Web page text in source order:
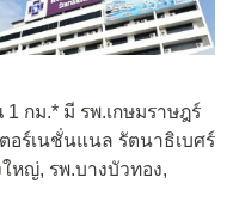
กม.* มี รพ.เกษมราษฎร์
อร์เนชั่นแนล รัตนาธิเบศร์
หญ่, รพ.บางบัวทอง,